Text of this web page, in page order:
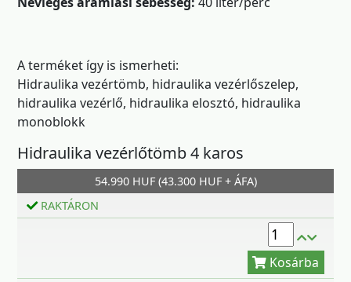
A terméket így is ismerheti:
Hidraulika vezértömb, hidraulika vezérlőszelep,
hidraulika vezérlő, hidraulika elosztó, hidraulika
monoblokk
Hidraulika vezérlőtömb 4 karos
54.990 HUF (43.300 HUF + ÁFA)
RAKTÁRON
Kosárba